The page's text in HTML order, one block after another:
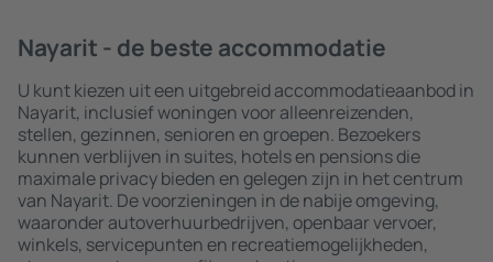
Nayarit - de beste accommodatie
U kunt kiezen uit een uitgebreid accommodatieaanbod in
Nayarit, inclusief woningen voor alleenreizenden,
stellen, gezinnen, senioren en groepen. Bezoekers
kunnen verblijven in suites, hotels en pensions die
maximale privacy bieden en gelegen zijn in het centrum
van Nayarit. De voorzieningen in de nabije omgeving,
waaronder autoverhuurbedrijven, openbaar vervoer,
winkels, servicepunten en recreatiemogelijkheden,